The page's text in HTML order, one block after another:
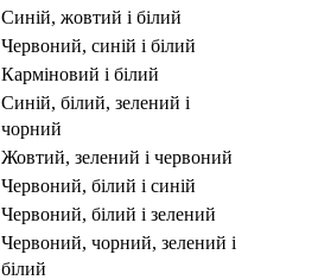
синій, жовтий і білий
червоний, синій і білий
карміновий і білий
синій, білий, зелений і
чорний
жовтий, зелений і червоний
червоний, білий і синій
червоний, білий і зелений
червоний, чорний, зелений і
білий